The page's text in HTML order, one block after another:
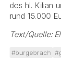
des hl. Kilian
rund 15.000
Text/Quelle:
#burgebrach